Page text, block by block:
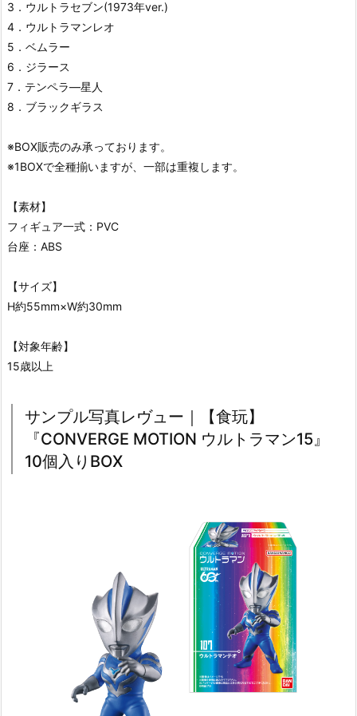
3．ウルトラセブン(1973年ver.)
4．ウルトラマンレオ
5．ベムラー
6．ジラース
7．テンペラ―星人
8．ブラックギラス
※BOX販売のみ承っております。
※1BOXで全種揃いますが、一部は重複します。
【素材】
フィギュア一式：PVC
台座：ABS
【サイズ】
H約55mm×W約30mm
【対象年齢】
15歳以上
サンプル写真レヴュー｜【食玩】
『CONVERGE MOTION ウルトラマン15』
10個入りBOX